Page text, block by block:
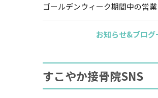
ゴールデンウィーク期間中の営業
お知らせ&ブログ
すこやか接骨院SNS